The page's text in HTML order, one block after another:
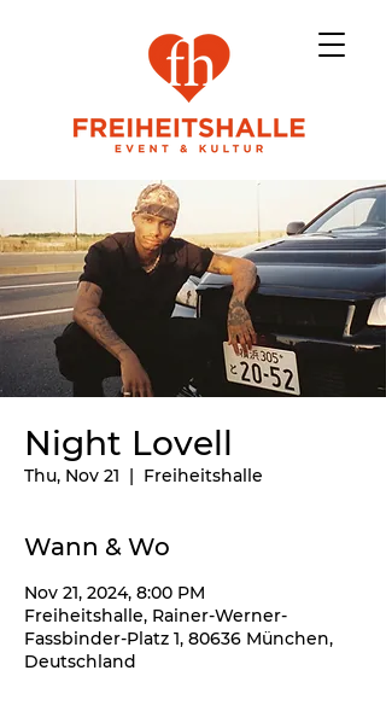
Night Lovell
Thu, Nov 21
  |
Freiheitshalle
Wann & Wo
Nov 21, 2024, 8:00 PM
Freiheitshalle, Rainer-Werner-
Fassbinder-Platz 1, 80636 München,
Deutschland